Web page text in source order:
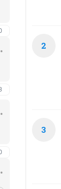
2
3